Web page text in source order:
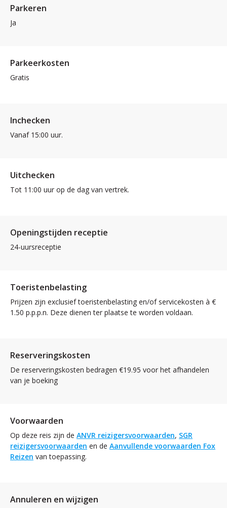
Parkeren
Ja
Parkeerkosten
Gratis
Inchecken
Vanaf 15:00 uur.
Uitchecken
Tot 11:00 uur op de dag van vertrek.
Openingstijden receptie
24-uursreceptie
Toeristenbelasting
Prijzen zijn exclusief toeristenbelasting en/of servicekosten à €
1.50 p.p.p.n. Deze dienen ter plaatse te worden voldaan.
Reserveringskosten
De reserveringskosten bedragen €19.95 voor het afhandelen
van je boeking
Voorwaarden
Op deze reis zijn de ANVR reizigersvoorwaarden, SGR
reizigersvoorwaarden en de Aanvullende voorwaarden Fox
Reizen van toepassing.
Annuleren en wijzigen